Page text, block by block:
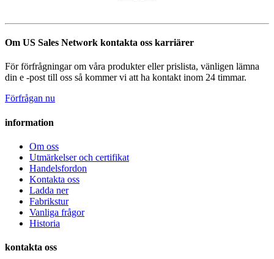
Om US Sales Network kontakta oss karriärer
För förfrågningar om våra produkter eller prislista, vänligen lämna
din e -post till oss så kommer vi att ha kontakt inom 24 timmar.
Förfrågan nu
information
Om oss
Utmärkelser och certifikat
Handelsfordon
Kontakta oss
Ladda ner
Fabrikstur
Vanliga frågor
Historia
kontakta oss